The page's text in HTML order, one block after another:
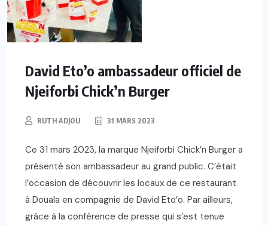
David Eto’o ambassadeur officiel de
Njeiforbi Chick’n Burger
RUTH ADJOU 31 MARS 2023
Ce 31 mars 2023, la marque Njeiforbi Chick’n Burger a
présenté son ambassadeur au grand public. C’était
l’occasion de découvrir les locaux de ce restaurant
à Douala en compagnie de David Eto’o. Par ailleurs,
grâce à la conférence de presse qui s’est tenue